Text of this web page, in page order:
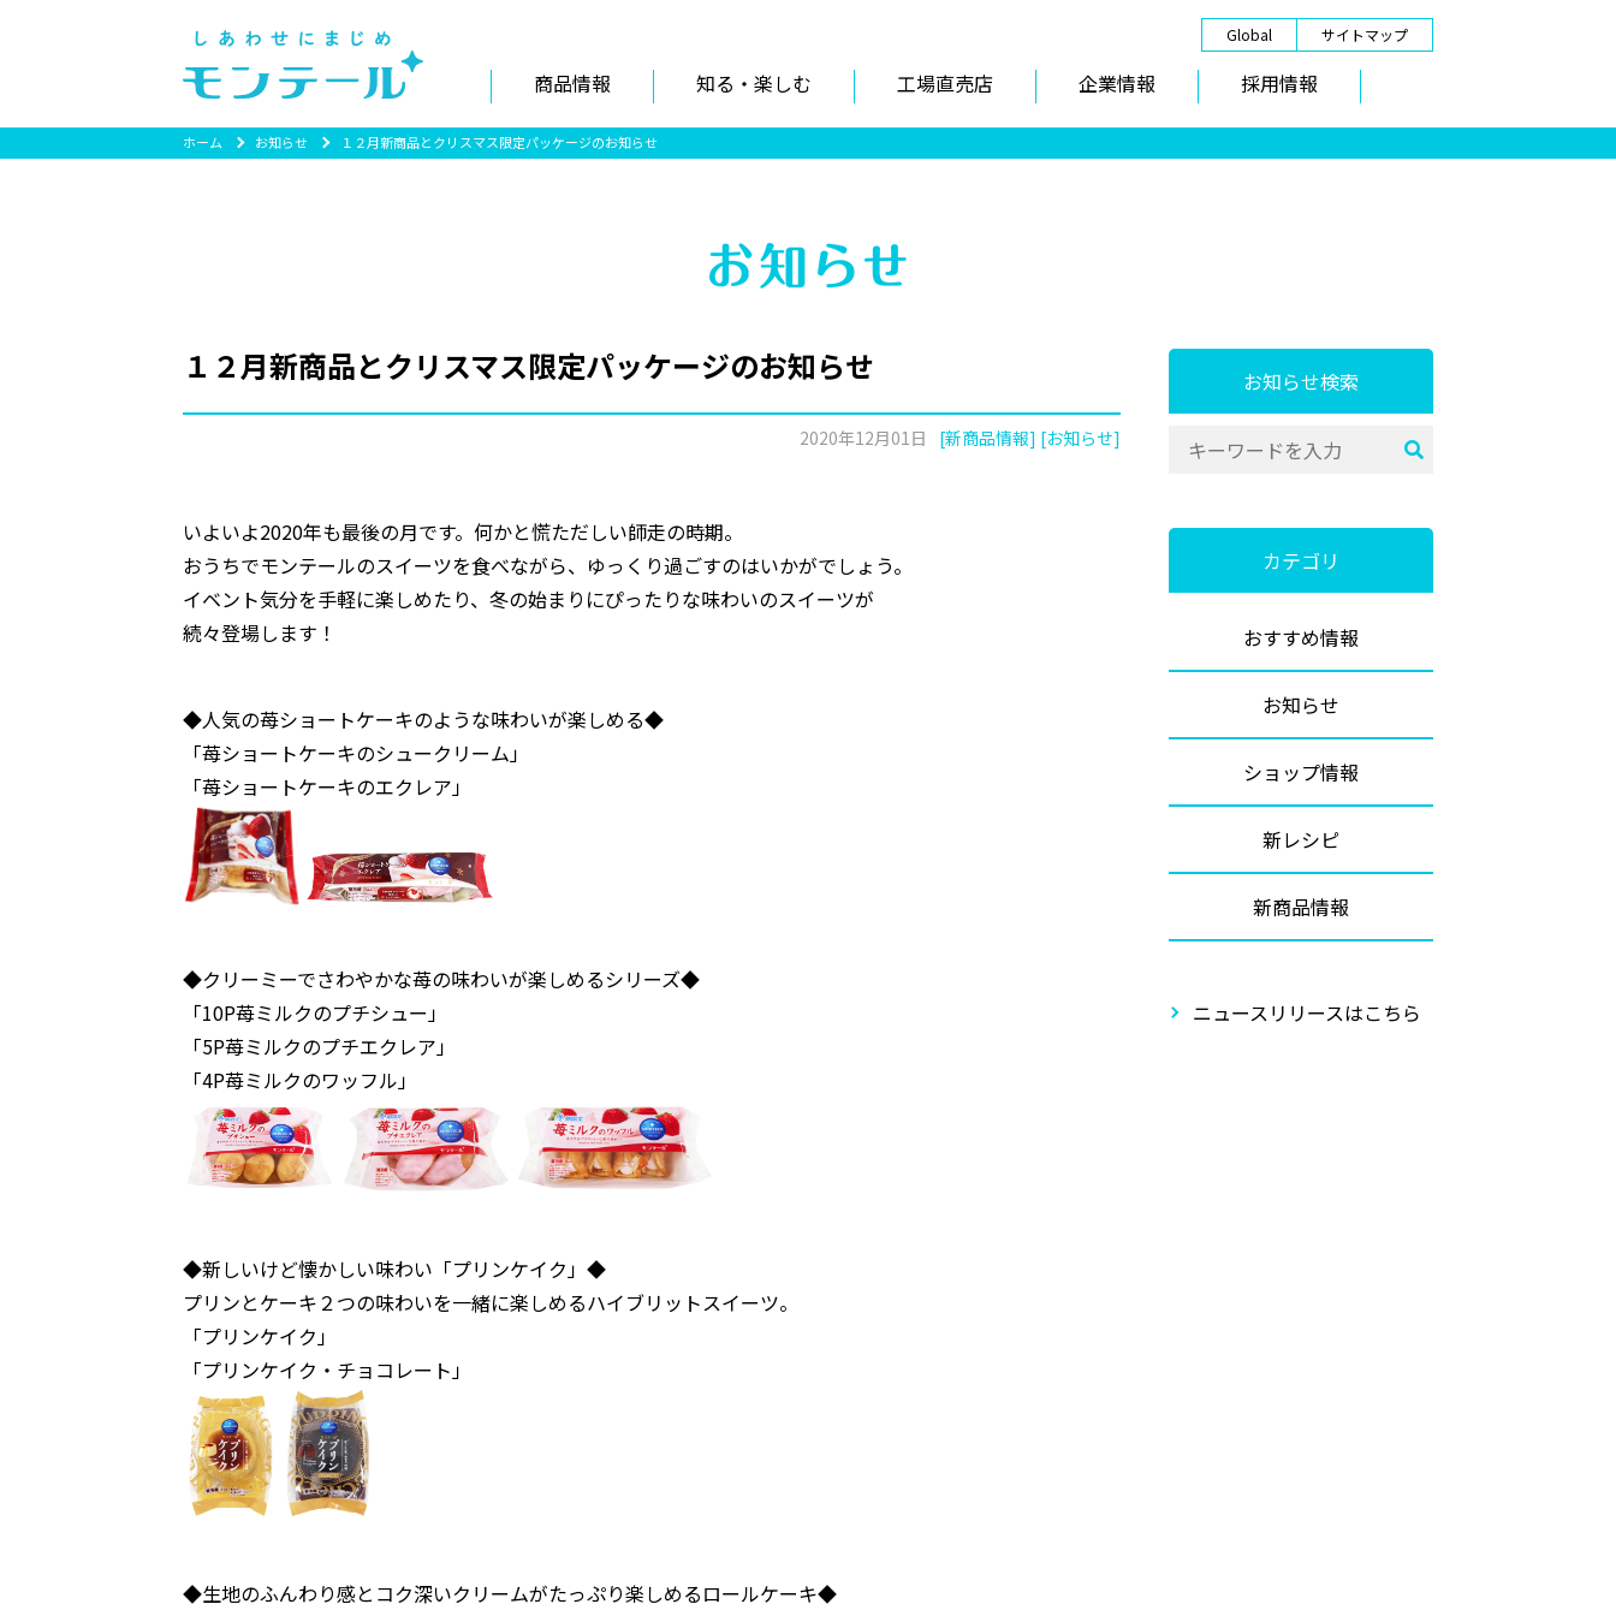
Global サイトマップ
商品情報 知る・楽しむ 工場直売店 企業情報 採用情報
ホーム お知らせ １２月新商品とクリスマス限定パッケージのお知らせ
１２月新商品とクリスマス限定パッケージのお知らせ
2020年12月01日 [新商品情報] [お知らせ]
いよいよ2020年も最後の月です。何かと慌ただしい師走の時期。
おうちでモンテールのスイーツを食べながら、ゆっくり過ごすのはいかがでしょう。
イベント気分を手軽に楽しめたり、冬の始まりにぴったりな味わいのスイーツが
続々登場します！
◆人気の苺ショートケーキのような味わいが楽しめる◆
「苺ショートケーキのシュークリーム」
「苺ショートケーキのエクレア」
◆クリーミーでさわやかな苺の味わいが楽しめるシリーズ◆
「10P苺ミルクのプチシュー」
「5P苺ミルクのプチエクレア」
「4P苺ミルクのワッフル」
◆新しいけど懐かしい味わい「プリンケイク」◆
プリンとケーキ２つの味わいを一緒に楽しめるハイブリットスイーツ。
「プリンケイク」
「プリンケイク・チョコレート」
◆生地のふんわり感とコク深いクリームがたっぷり楽しめるロールケーキ◆
お知らせ検索
カテゴリ
おすすめ情報
お知らせ
ショップ情報
新レシピ
新商品情報
ニュースリリースはこちら